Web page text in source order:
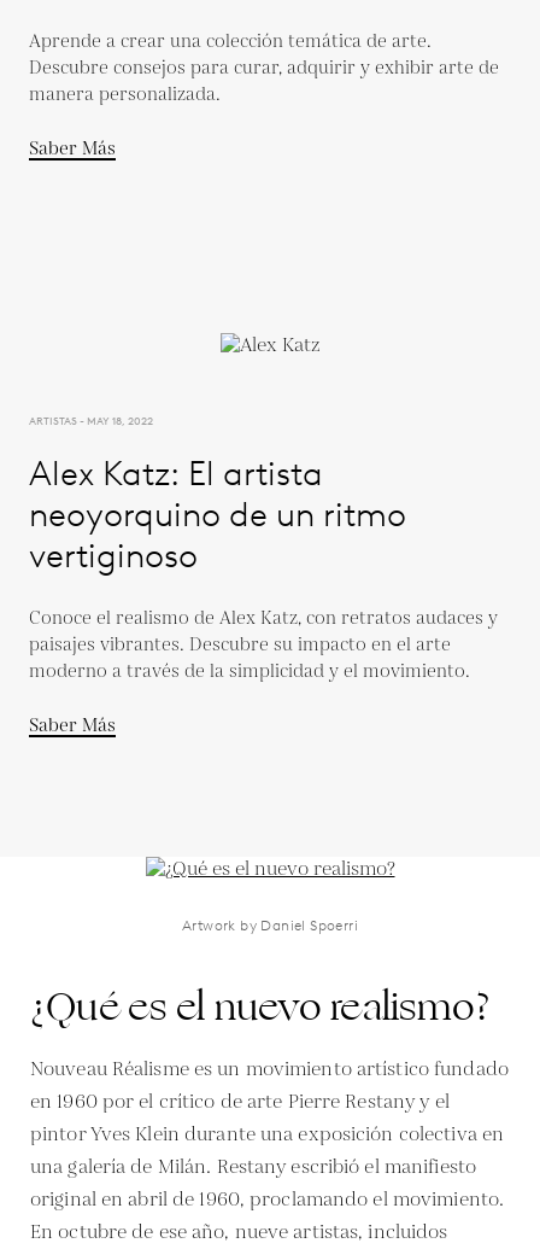
Aprende a crear una colección temática de arte.
Descubre consejos para curar, adquirir y exhibir arte de
manera personalizada.
Saber Más
ARTISTAS - MAY 18, 2022
Alex Katz: El artista
neoyorquino de un ritmo
vertiginoso
Conoce el realismo de Alex Katz, con retratos audaces y
paisajes vibrantes. Descubre su impacto en el arte
moderno a través de la simplicidad y el movimiento.
Saber Más
Artwork by Daniel Spoerri
¿Qué es el nuevo realismo?
Nouveau Réalisme es un movimiento artístico fundado
en 1960 por el crítico de arte Pierre Restany y el
pintor Yves Klein durante una exposición colectiva en
una galería de Milán. Restany escribió el manifiesto
original en abril de 1960, proclamando el movimiento.
En octubre de ese año, nueve artistas, incluidos